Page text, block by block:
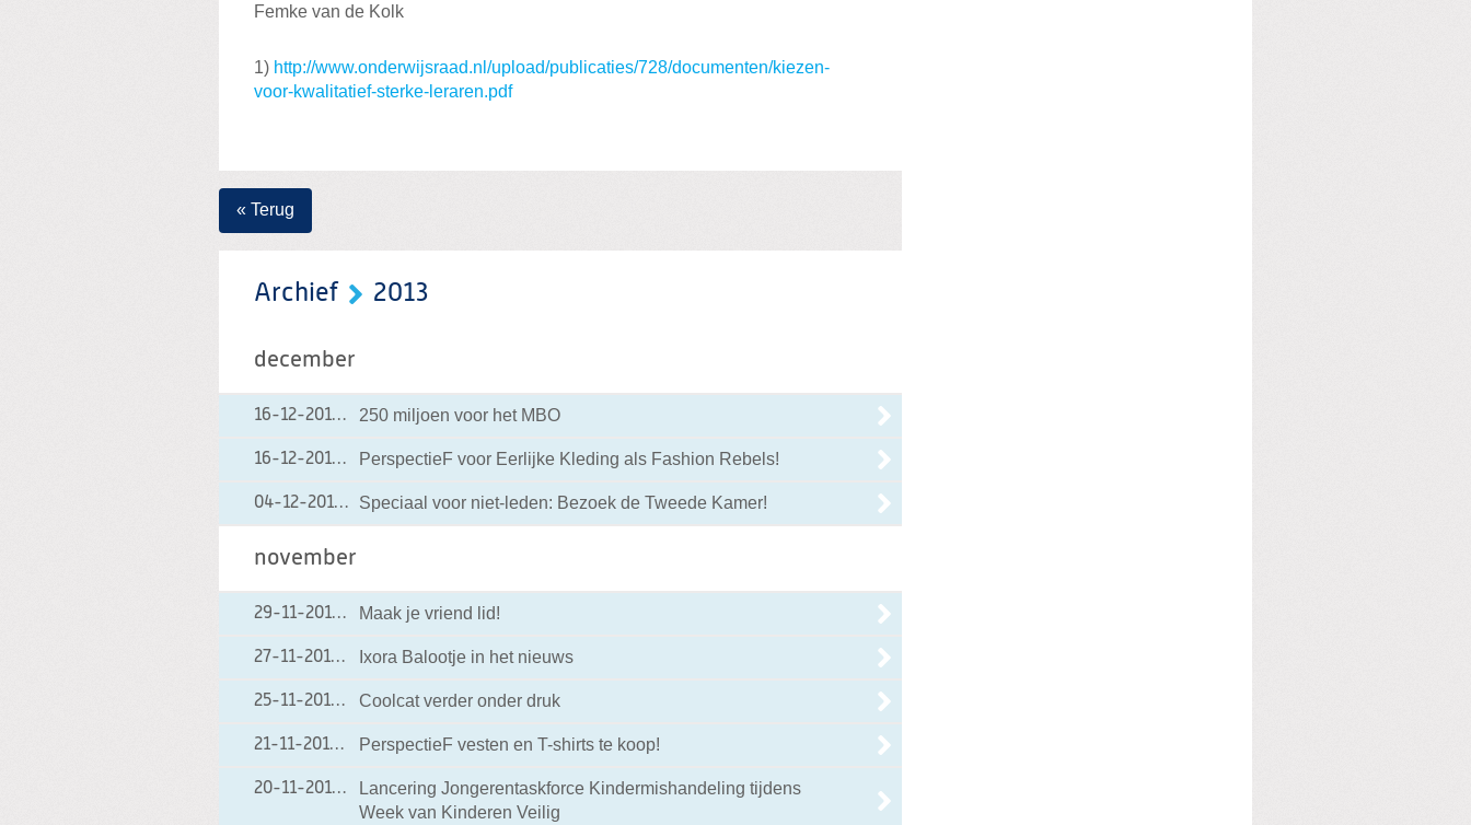
Femke van de Kolk
1) http://www.onderwijsraad.nl/upload/publicaties/728/documenten/kiezen-
voor-kwalitatief-sterke-leraren.pdf
« Terug
Archief 2013
december
16-12-201316-12-2013 19:02
250 miljoen voor het MBO
16-12-201316-12-2013 12:10
PerspectieF voor Eerlijke Kleding als Fashion Rebels!
04-12-201304-12-2013 22:11
Speciaal voor niet-leden: Bezoek de Tweede Kamer!
november
29-11-201329-11-2013 17:07
Maak je vriend lid!
27-11-201327-11-2013 19:29
Ixora Balootje in het nieuws
25-11-201325-11-2013 12:59
Coolcat verder onder druk
21-11-201321-11-2013 22:57
PerspectieF vesten en T-shirts te koop!
20-11-201320-11-2013 14:03
Lancering Jongerentaskforce Kindermishandeling tijdens
Week van Kinderen Veilig